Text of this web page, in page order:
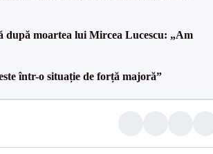
după moartea lui Mircea Lucescu: „Am
într-o situație de forță majoră”